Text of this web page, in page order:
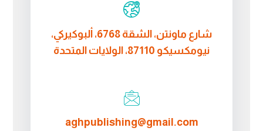
شارع ماونتن، الشقة 6768، ألبوكيركي،
نيومكسيكو 87110، الولايات المتحدة
aghpublishing@gmail.com